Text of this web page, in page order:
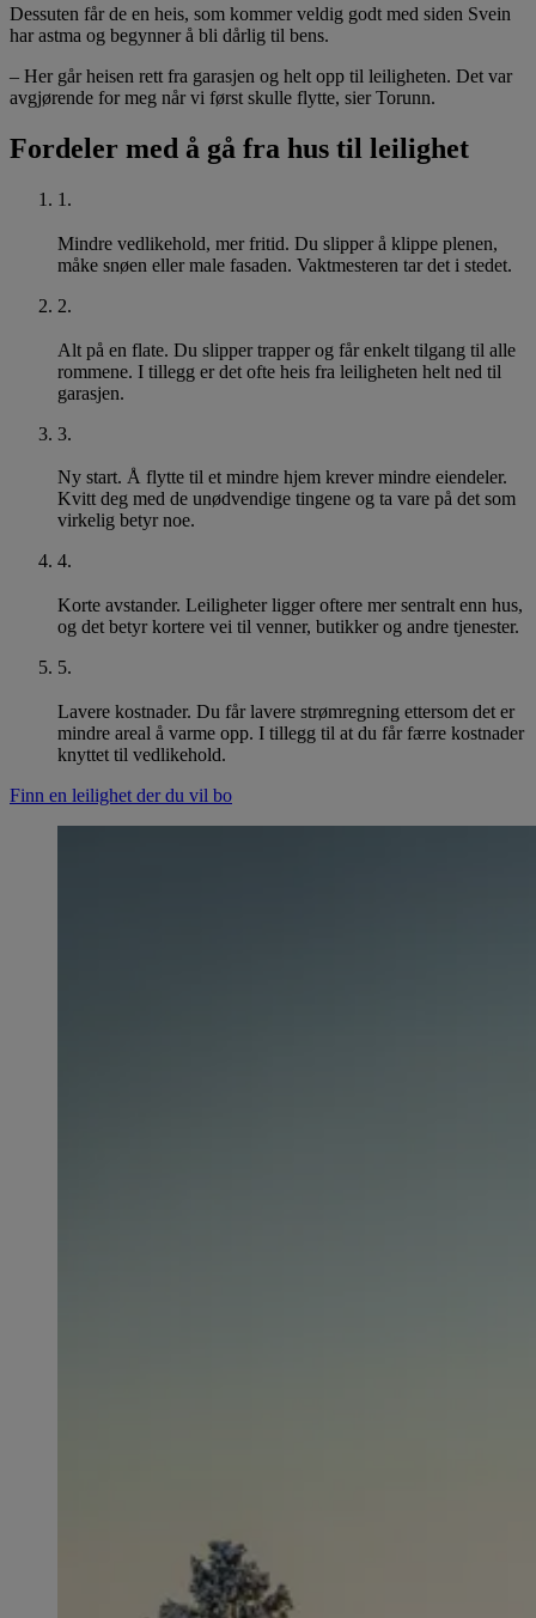
Dessuten får de en heis, som kommer veldig godt med siden Svein
har astma og begynner å bli dårlig til bens.
– Her går heisen rett fra garasjen og helt opp til leiligheten. Det var
avgjørende for meg når vi først skulle flytte, sier Torunn.
Fordeler med å gå fra hus til leilighet
1 .
Mindre vedlikehold, mer fritid. Du slipper å klippe plenen,
måke snøen eller male fasaden. Vaktmesteren tar det i stedet.
2.
Alt på en flate. Du slipper trapper og får enkelt tilgang til alle
rommene. I tillegg er det ofte heis fra leiligheten helt ned til
garasjen.
3.
Ny start. Å flytte til et mindre hjem krever mindre eiendeler.
Kvitt deg med de unødvendige tingene og ta vare på det som
virkelig betyr noe.
4.
Korte avstander. Leiligheter ligger oftere mer sentralt enn hus,
og det betyr kortere vei til venner, butikker og andre tjenester.
5.
Lavere kostnader. Du får lavere strømregning ettersom det er
mindre areal å varme opp. I tillegg til at du får færre kostnader
knyttet til vedlikehold.
Finn en leilighet der du vil bo